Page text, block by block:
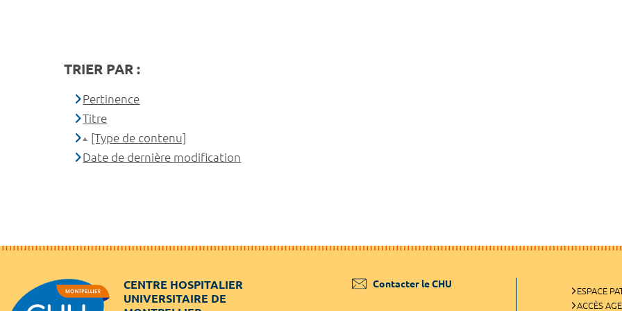
TRIER PAR :
Pertinence
Titre
[Type de contenu]
Date de dernière modification
CENTRE HOSPITALIER
UNIVERSITAIRE DE
Contacter le CHU
ESPACE
ACCÈS